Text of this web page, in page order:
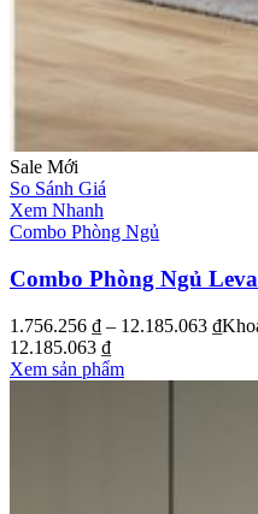
Sale Mới
So Sánh Giá
Xem Nhanh
Combo Phòng Ngủ
Combo Phòng Ngủ
1.756.256 ₫ – 12.185.063 ₫
12.185.063 ₫
Xem sản phẩm